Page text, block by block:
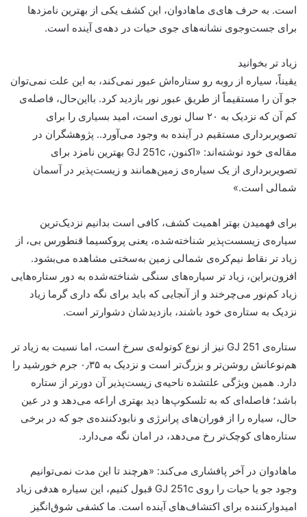
است. به حرف های‌ی ماهادوان، این کشف یکی از بهترین نامزدها
برای جست‌وجوی نشانه‌های جوی حیات در دهه‌ی آینده است.
زیاد تر بخوانید
یقیناً، سیاره از روبه رو ستاره‌اش عبور نمی‌کند، به این علت نمی‌توان
جو آن را مستقیماً از طریق عبور نور بازدید کرد. با‌این‌حال، فاصله‌ی
کم آن که نزدیک به ۲۰ سال نوری است، امید بسیاری را برای
تصویربرداری مستقیم در آینده به وجود می‌آورد.. پژوهشگران در
مقاله‌ی خود نوشته‌اند: «اکنون، GJ 251c بهترین نامزد برای
تصویربرداری از یک سیاره‌ی زمین‌همانند و زیست‌پذیر در آسمان
شمالی است.»
برای فهمیدن بهتر اهمیت کشف، کافی است بدانیم نزدیک‌ترین
سیاره‌ی زیسست‌پذیر شناخته‌شده، یعنی پروکسیما قنطورس بی، از
زیاد تر نقاط نیم‌کره‌ی شمالی زمین به‌سختی مشاهده می‌بشود.
افزون‌بر‌این، زیاد تر سیاره‌های سنگی شناخته‌شده به دور ستاره‌هایی
زیاد کم‌نور می‌چرخند و از آنجایی که باید برای نگه داری گرما زیاد
نزدیک به ستاره‌ی خود باشند، بازدید‌شان دشوارتر است.
ستاره‌ی GJ 251 نیز از نوع کوتوله‌ی سرخ است، اما نسبت به زیاد تر
هم‌نوعانش روشن‌تر و بزرگ‌تر است و نزدیک به ۰٫۳۵ جرم خورشید را
دارد. همین ویژگی علتشده ناحیه‌ی زیست‌پذیر آن دورتر از ستاره
باشد؛ فاصله‌ای که به تلسکوپ‌ها دید بهتری اراعه می‌دهد و در عین
حال، سیاره را از فوران‌های پرانرژی و نابودکننده‌ی جو که در برخی
ستاره‌های کوچک‌تر رخ می‌دهد، در امان نگه می‌دارد.
ماهادوان در آخر پافشاری می‌کند: «هرچند تا این مدت نمی‌توانیم
وجود جو یا حیات را روی GJ 251c قبول کنیم، این سیاره هدفی زیاد
امیدوارکننده برای اکتشاف‌های آینده است. ما کشفی شوق‌انگیز